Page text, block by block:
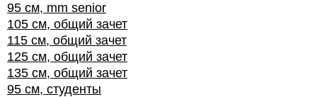
95 см, mm senior
105 см, общий зачет
115 см, общий зачет
125 см, общий зачет
135 см, общий зачет
95 см, студенты